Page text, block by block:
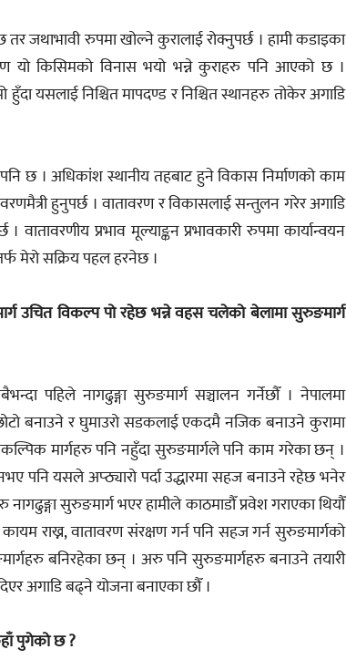
तर जथाभावी रुपमा खोल्ने कुरालाई रोक्नुपर्छ । हामी कडाइका
यो किसिमको विनास भयो भन्ने कुराहरु पनि आएको छ ।
यसलाई निश्चित मापदण्ड र निश्चित स्थानहरु तोकेर अगाडि
छ । अधिकांश स्थानीय तहबाट हुने विकास निर्माणको काम
हुनुपर्छ । वातावरण र विकासलाई सन्तुलन गरेर अगाडि
प्रभाव मूल्याङ्कन प्रभावकारी रुपमा कार्यान्वयन
मेरो सक्रिय पहल हरनेछ ।
उचित विकल्प पो रहेछ भन्ने वहस चलेको बेलामा सुरुङमार्ग
पहिले नागढुङ्गा सुरुङमार्ग सञ्चालन गर्नेछौँ । नेपालमा
बनाउने र घुमाउरो सडकलाई एकदमै नजिक बनाउने कुरामा
मार्गहरु पनि नहुँदा सुरुङमार्गले पनि काम गरेका छन् ।
पनि यसले अप्ठ्यारो पर्दा उद्धारमा सहज बनाउने रहेछ भनेर
नागढुङ्गा सुरुङमार्ग भएर हामीले काठमाडौँ प्रवेश गराएका थियौँ
राख्न, वातावरण संरक्षण गर्न पनि सहज गर्न सुरुङमार्गको
बनिरहेका छन् । अरु पनि सुरुङमार्गहरु बनाउने तयारी
अगाडि बढ्ने योजना बनाएका छौँ ।
पुगेको छ ?